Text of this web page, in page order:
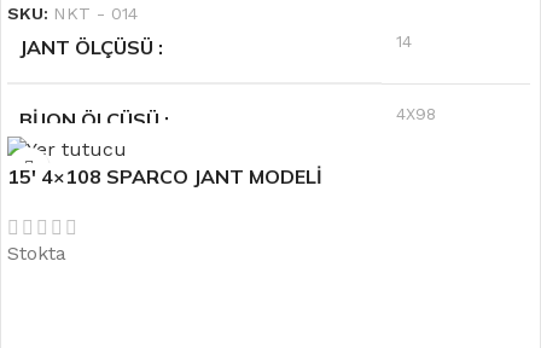
SKU: NKT - 014
JANT ÖLÇÜSÜ 14
BIJON ÖLÇÜSÜ 4X98
OFSET
RENK
15′ 4×108 SPARCO JANT MODELİ
Stokta